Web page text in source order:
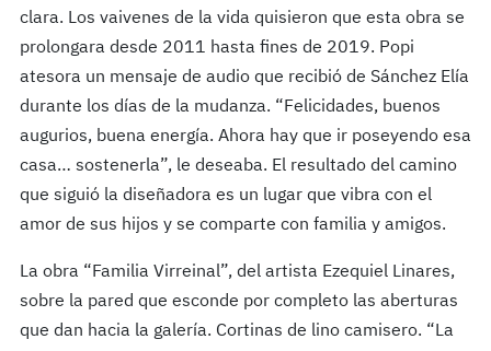
clara. Los vaivenes de la vida quisieron que esta obra se
prolongara desde 2011 hasta fines de 2019. Popi
atesora un mensaje de audio que recibió de Sánchez Elía
durante los días de la mudanza. “Felicidades, buenos
augurios, buena energía. Ahora hay que ir poseyendo esa
casa… sostenerla”, le deseaba. El resultado del camino
que siguió la diseñadora es un lugar que vibra con el
amor de sus hijos y se comparte con familia y amigos.
La obra “Familia Virreinal”, del artista Ezequiel Linares,
sobre la pared que esconde por completo las aberturas
que dan hacia la galería. Cortinas de lino camisero. “La